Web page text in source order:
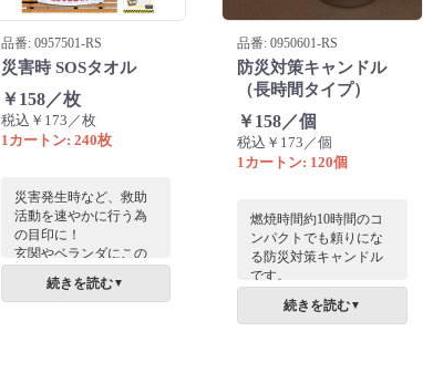
品番: 0957501-RS
災害時 SOSタオル
￥158／枚
税込￥173／枚
1カートン: 240枚
災害発生時など、救助
活動を速やかに行う為
の目印に！
玄関やベランダにこの
で、救助が必要な人を
続きを読む▼
品番: 0950601-RS
防災対策キャンドル
（長時間タイプ）
￥158／個
税込￥173／個
1カートン: 120個
燃焼時間約10時間のコ
ンパクトでも頼りにな
る防災対策キャンドル
です。
ち活用術が書かれたミ
続きを読む▼